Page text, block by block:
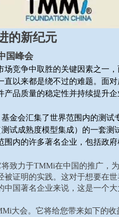
的新纪元
国峰会
竞争中取胜的关键因素之一
以来都是绕不过的难题。面
品质量的稳定性并持续提升
金会汇集了世界范围内的测试
试成熟度模型集成）的一套测
内的许多著名企业，包括政府
致力于TMMi在中国的推广，
证明的实践。这对于想要在
国著名企业来说，这是一个
大会。它将给您带来如下的收